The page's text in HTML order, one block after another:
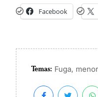
Facebook
Temas: Fuga, menor